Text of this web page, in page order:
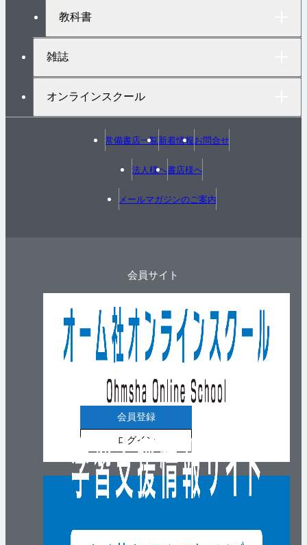
教科書
雑誌
オンラインスクール
常備書店一覧新着情報お問合せ
法人様へ書店様へ
メールマガジンのご案内
会員サイト
会員登録
ログイン